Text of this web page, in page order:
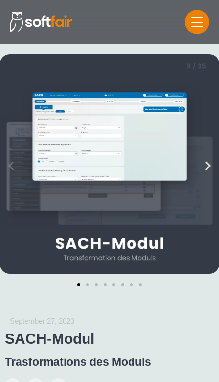
September 27, 2023
SACH-Modul
Trasformations des Moduls